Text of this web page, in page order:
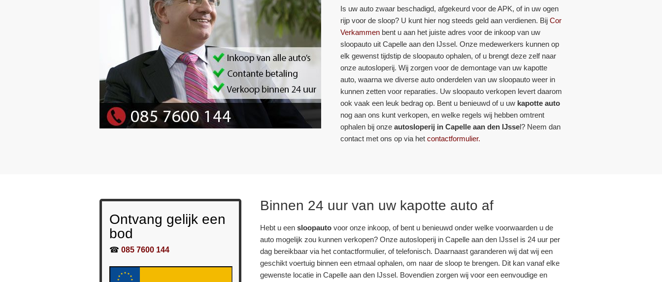
Is uw auto zwaar beschadigd, afgekeurd voor de APK, of in uw ogen
rijp voor de sloop? U kunt hier nog steeds geld aan verdienen. Bij Cor
Verkammenbent u aan het juiste adres voor de inkoop van uw
sloopauto uit Capelle aan den IJssel. Onze medewerkers kunnen op
elk gewenst tijdstip de sloopauto ophalen, of u brengt deze zelf naar
onze autosloperij. Wij zorgen voor de demontage van uw kapotte
auto, waarna we diverse auto onderdelen van uw sloopauto weer in
kunnen zetten voor reparaties. Uw sloopauto verkopen levert daarom
ook vaak een leuk bedrag op. Bent u benieuwd of u uwkapotte auto
nog aan ons kunt verkopen, en welke regels wij hebben omtrent
ophalen bij onze autosloperij in Capelle aan den IJssel? Neem dan
contact met ons op via het contactformulier.
Ontvang gelijk een
bod
☎ 085 7600 144
Binnen 24 uur van uw kapotte auto af
Hebt u eensloopautovoor onze inkoop, of bent u benieuwd onder welke voorwaarden u de
auto mogelijk zou kunnen verkopen? Onze autosloperij in Capelle aan den IJssel is 24 uur per
dag bereikbaar via het contactformulier, of telefonisch. Daarnaast garanderen wij dat wij een
geschikt voertuig binnen een etmaal ophalen, om naar de sloop te brengen. Dit kan vanaf elke
gewenste locatie in Capelle aan den IJssel. Bovendien zorgen wij voor een eenvoudige en